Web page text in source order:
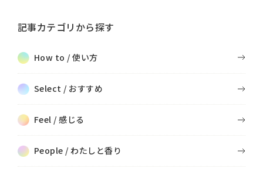
記事カテゴリから探す
How to / 使い方
Select / おすすめ
Feel / 感じる
People / わたしと香り